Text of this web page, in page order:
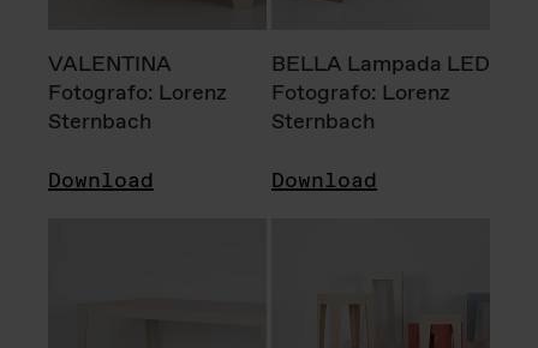
VALENTINA
Fotografo: Lorenz
Sternbach
Download
BELLA Lampada LED
Fotografo: Lorenz
Sternbach
Download